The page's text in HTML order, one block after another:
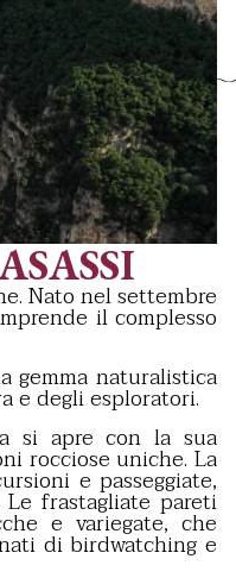
Nato nel settembre
il complesso
gemma naturalistica
e degli esploratori.
si apre con la sua
rocciose uniche. La
e passeggiate,
frastagliate pareti
e variegate, che
di birdwatching e